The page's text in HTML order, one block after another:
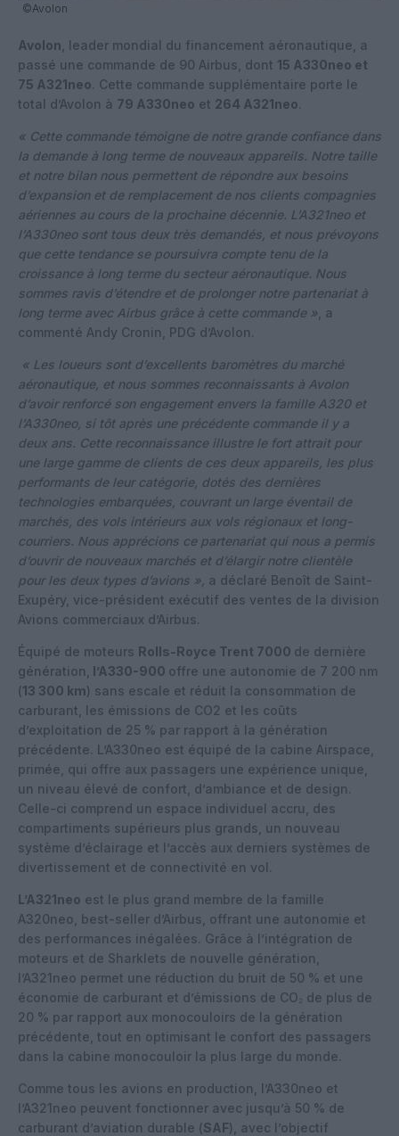
©Avolon
Avolon , leader mondial du financement aéronautique, a
passé une commande de 90 Airbus, dont 15 A330neo et
75 A321neo. Cette commande supplémentaire porte le
total d’Avolon à 79 A330neo et 264 A321neo.
« Cette commande témoigne de notre grande confiance dans
la demande à long terme de nouveaux appareils. Notre taille
et notre bilan nous permettent de répondre aux besoins
d’expansion et de remplacement de nos clients compagnies
aériennes au cours de la prochaine décennie. L’A321neo et
l’A330neo sont tous deux très demandés, et nous prévoyons
que cette tendance se poursuivra compte tenu de la
croissance à long terme du secteur aéronautique. Nous
sommes ravis d’étendre et de prolonger notre partenariat à
long terme avec Airbus grâce à cette commande » , a
commenté Andy Cronin, PDG d’Avolon.
« Les loueurs sont d’excellents baromètres du marché
aéronautique, et nous sommes reconnaissants à Avolon
d’avoir renforcé son engagement envers la famille A320 et
l’A330neo, si tôt après une précédente commande il y a
deux ans. Cette reconnaissance illustre le fort attrait pour
une large gamme de clients de ces deux appareils, les plus
performants de leur catégorie, dotés des dernières
technologies embarquées, couvrant un large éventail de
marchés, des vols intérieurs aux vols régionaux et long-
courriers. Nous apprécions ce partenariat qui nous a permis
d’ouvrir de nouveaux marchés et d’élargir notre clientèle
pour les deux types d’avions », a déclaré Benoît de Saint-
Exupéry, vice-président exécutif des ventes de la division
Avions commerciaux d’Airbus.
Équipé de moteurs Rolls-Royce Trent 7000 de dernière
génération, l’A330-900 offre une autonomie de 7 200 nm
(13 300 km) sans escale et réduit la consommation de
carburant, les émissions de CO2 et les coûts
d’exploitation de 25 % par rapport à la génération
précédente. L’A330neo est équipé de la cabine Airspace,
primée, qui offre aux passagers une expérience unique,
un niveau élevé de confort, d’ambiance et de design.
Celle-ci comprend un espace individuel accru, des
compartiments supérieurs plus grands, un nouveau
système d’éclairage et l’accès aux derniers systèmes de
divertissement et de connectivité en vol.
L’A321neo est le plus grand membre de la famille
A320neo, best-seller d’Airbus, offrant une autonomie et
des performances inégalées. Grâce à l’intégration de
moteurs et de Sharklets de nouvelle génération,
l’A321neo permet une réduction du bruit de 50 % et une
économie de carburant et d’émissions de CO₂ de plus de
20 % par rapport aux monocouloirs de la génération
précédente, tout en optimisant le confort des passagers
dans la cabine monocouloir la plus large du monde.
Comme tous les avions en production, l’A330neo et
l’A321neo peuvent fonctionner avec jusqu’à 50 % de
carburant d’aviation durable (SAF), avec l’objectif